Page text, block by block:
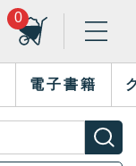
0
電子書籍